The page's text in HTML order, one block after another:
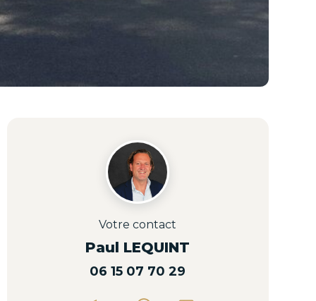
Votre contact
Paul LEQUINT
06 15 07 70 29